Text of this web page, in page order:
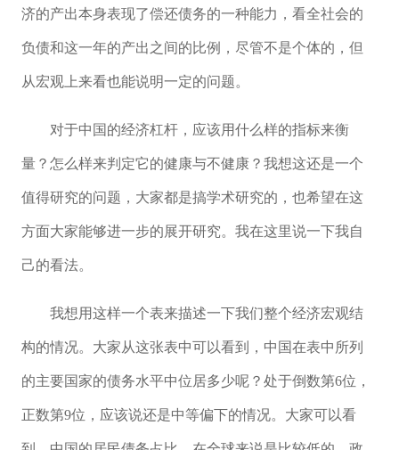
济的产出本身表现了偿还债务的一种能力，看全社会的
负债和这一年的产出之间的比例，尽管不是个体的，但
从宏观上来看也能说明一定的问题。
对于中国的经济杠杆，应该用什么样的指标来衡
量？怎么样来判定它的健康与不健康？我想这还是一个
值得研究的问题，大家都是搞学术研究的，也希望在这
方面大家能够进一步的展开研究。我在这里说一下我自
己的看法。
我想用这样一个表来描述一下我们整个经济宏观结
构的情况。大家从这张表中可以看到，中国在表中所列
的主要国家的债务水平中位居多少呢？处于倒数第6位，
正数第9位，应该说还是中等偏下的情况。大家可以看